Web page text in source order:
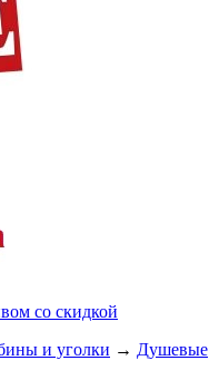
и уголки → Душевые